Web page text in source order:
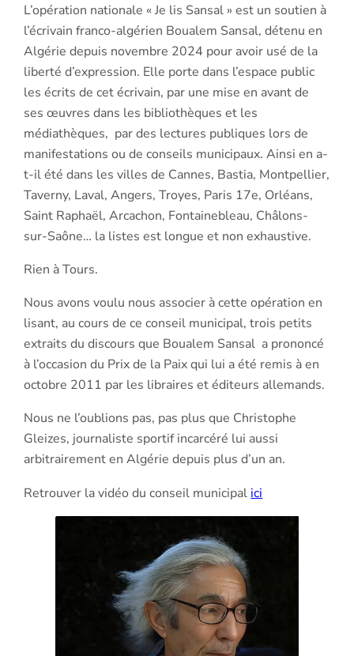
L’opération nationale « Je lis Sansal » est un soutien à
l’écrivain franco-algérien Boualem Sansal, détenu en
Algérie depuis novembre 2024 pour avoir usé de la
liberté d’expression. Elle porte dans l’espace public
les écrits de cet écrivain, par une mise en avant de
ses œuvres dans les bibliothèques et les
médiathèques, par des lectures publiques lors de
manifestations ou de conseils municipaux. Ainsi en a-
t-il été dans les villes de Cannes, Bastia, Montpellier,
Taverny, Laval, Angers, Troyes, Paris 17e, Orléans,
Saint Raphaël, Arcachon, Fontainebleau, Châlons-
sur-Saône… la listes est longue et non exhaustive.
Rien à Tours.
Nous avons voulu nous associer à cette opération en
lisant, au cours de ce conseil municipal, trois petits
extraits du discours que Boualem Sansal a prononcé
à l’occasion du Prix de la Paix qui lui a été remis à en
octobre 2011 par les libraires et éditeurs allemands.
Nous ne l’oublions pas, pas plus que Christophe
Gleizes, journaliste sportif incarcéré lui aussi
arbitrairement en Algérie depuis plus d’un an.
Retrouver la vidéo du conseil municipal ici